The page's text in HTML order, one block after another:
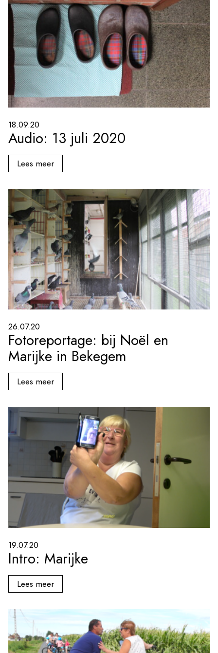
18.09.20
Audio: 13 juli 2020
Lees meer
26.07.20
Fotoreportage: bij Noël en
Marijke in Bekegem
Lees meer
19.07.20
Intro: Marijke
Lees meer